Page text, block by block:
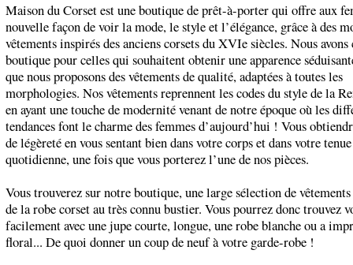
Maison du Corset est une boutique de prêt-à-porter qui offre aux
nouvelle façon de voir la mode, le style et l’élégance, grâce à des
vêtements inspirés des anciens corsets du XVIe siècles. Nous avons
boutique pour celles qui souhaitent obtenir une apparence
que nous proposons des vêtements de qualité, adaptées à toutes les
morphologies. Nos vêtements reprennent les codes du style de la
en ayant une touche de modernité venant de notre époque où les
tendances font le charme des femmes d’aujourd’hui ! Vous
de légèreté en vous sentant bien dans votre corps et dans votre tenue
quotidienne, une fois que vous porterez l’une de nos pièces.
Vous trouverez sur notre boutique, une large sélection de
de la robe corset au très connu bustier. Vous pourrez donc trouvez
facilement avec une jupe courte, longue, une robe blanche ou a
floral... De quoi donner un coup de neuf à votre garde-robe !